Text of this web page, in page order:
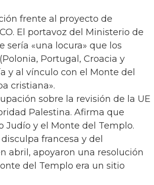
frente al proyecto de
El portavoz del Ministerio de
sería «una locura» que los
Portugal, Croacia y
y al vínculo con el Monte del
cristiana».
sobre la revisión de la UE
Palestina. Afirma que
Judío y el Monte del Templo.
francesa y del
abril, apoyaron una resolución
del Templo era un sitio